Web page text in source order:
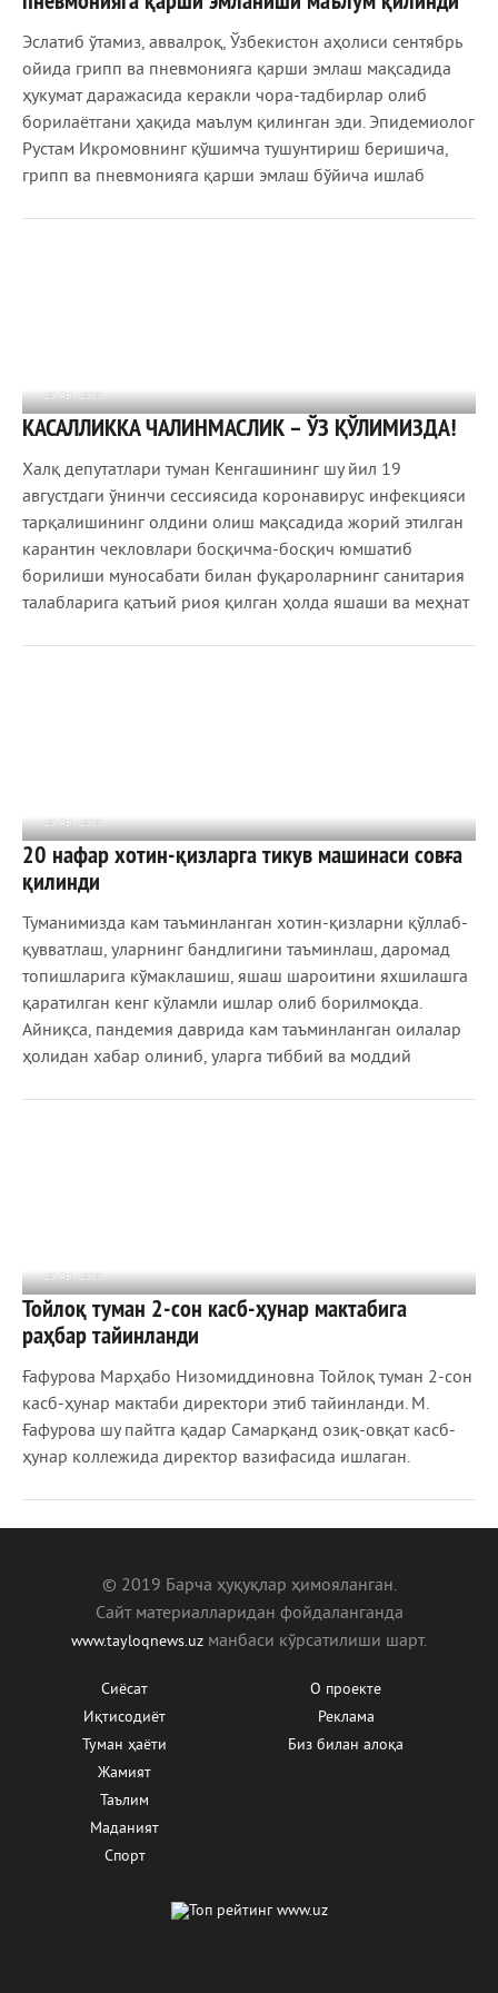
Эслатиб ўтамиз, аввалроқ, Ўзбекистон аҳолиси сентябрь
ойида грипп ва пневмонияга қарши эмлаш мақсадида
ҳукумат даражасида керакли чора-тадбирлар олиб
борилаётгани ҳақида маълум қилинган эди. Эпидемиолог
Рустам Икромовнинг қўшимча тушунтириш беришича,
грипп ва пневмонияга қарши эмлаш бўйича ишлаб
20 АВГ 2020
892 0
КАСАЛЛИККА ЧАЛИНМАСЛИК – ЎЗ ҚЎЛИМИЗДА!
Халқ депутатлари туман Кенгашининг шу йил 19
августдаги ўнинчи сессиясида коронавирус инфекцияси
тарқалишининг олдини олиш мақсадида жорий этилган
карантин чекловлари босқичма-босқич юмшатиб
борилиши муносабати билан фуқароларнинг санитария
талабларига қатъий риоя қилган ҳолда яшаши ва меҳнат
20 АВГ 2020
937 0
20 нафар хотин-қизларга тикув машинаси совға
қилинди
Туманимизда кам таъминланган хотин-қизларни қўллаб-
қувватлаш, уларнинг бандлигини таъминлаш, даромад
топишларига кўмаклашиш, яшаш шароитини яхшилашга
қаратилган кенг кўламли ишлар олиб борилмоқда.
Айниқса, пандемия даврида кам таъминланган оилалар
ҳолидан хабар олиниб, уларга тиббий ва моддий
20 АВГ 2020
1 031 0
Тойлоқ туман 2-сон касб-ҳунар мактабига
раҳбар тайинланди
Ғафурова Марҳабо Низомиддиновна Тойлоқ туман 2-сон
касб-ҳунар мактаби директори этиб тайинланди. М.
Ғафурова шу пайтга қадар Самарқанд озиқ-овқат касб-
ҳунар коллежида директор вазифасида ишлаган.
© 2019 Барча ҳуқуқлар ҳимояланган.
Сайт материалларидан фойдаланганда
www.tayloqnews.uz манбаcи кўрсатилиши шарт.
Сиёсат
Иқтисодиёт
Туман ҳаёти
Жамият
Таълим
Маданият
Спорт
О проекте
Реклама
Биз билан алоқа